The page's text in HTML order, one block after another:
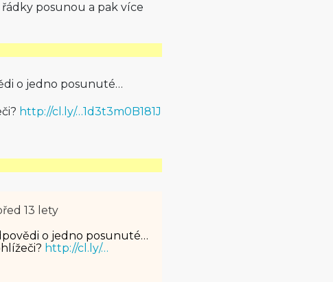
posunou a pak více
o jedno posunuté…
http://cl.ly/…1d3t3m0B181J
13 lety
o jedno posunuté…
http://cl.ly/…